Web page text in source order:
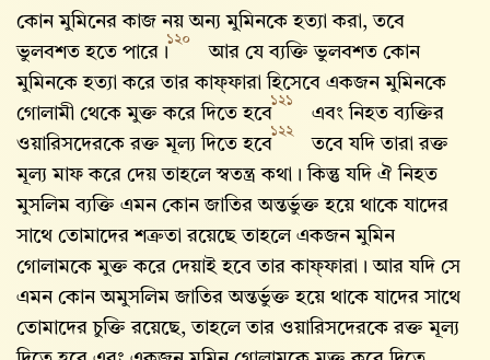
কোন মুমিনের কাজ নয় অন্য মুমিনকে হত্যা করা, তবে
ভুলবশত হতে পারে।
১২০
আর যে ব্যক্তি ভুলবশত কোন
মুমিনকে হত্যা করে তার কাফ্‌ফারা হিসেবে একজন মুমিনকে
গোলামী থেকে মুক্ত করে দিতে হবে
১২১
এবং নিহত ব্যক্তির
ওয়ারিসদেরকে রক্ত মূল্য দিতে হবে
১২২
তবে যদি তারা রক্ত
মূল্য মাফ করে দেয় তাহলে স্বতন্ত্র কথা। কিন্তু যদি ঐ নিহত
মুসলিম ব্যক্তি এমন কোন জাতির অন্তর্ভুক্ত হয়ে থাকে যাদের
সাথে তোমাদের শত্রুতা রয়েছে তাহলে একজন মুমিন
গোলামকে মুক্ত করে দেয়াই হবে তার কাফ্‌ফারা। আর যদি সে
এমন কোন অমুসলিম জাতির অন্তর্ভুক্ত হয়ে থাকে যাদের সাথে
তোমাদের চুক্তি রয়েছে, তাহলে তার ওয়ারিসদেরকে রক্ত মূল্য